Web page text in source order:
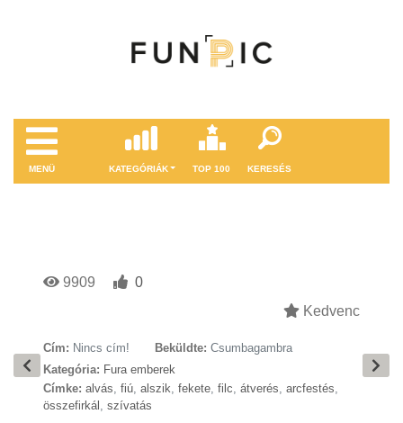
MENÜ KATEGÓRIÁK TOP 100 KERESÉS
9909
0
Kedvenc
Cím: Nincs cím! Beküldte: Csumbagambra
Kategória: Fura emberek
Címke: alvás, fiú, alszik, fekete, filc, átverés, arcfestés,
összefirkál , szívatás